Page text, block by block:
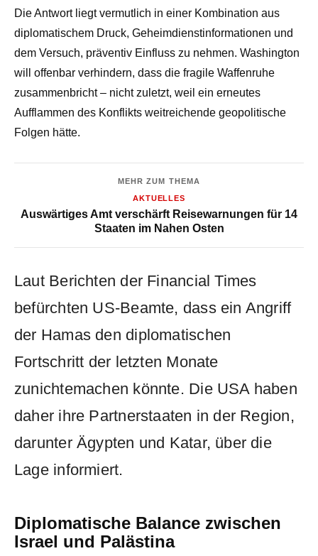
Die Antwort liegt vermutlich in einer Kombination aus
diplomatischem Druck, Geheimdienstinformationen und
dem Versuch, präventiv Einfluss zu nehmen. Washington
will offenbar verhindern, dass die fragile Waffenruhe
zusammenbricht – nicht zuletzt, weil ein erneutes
Aufflammen des Konflikts weitreichende geopolitische
Folgen hätte.
MEHR ZUM THEMA
AKTUELLES
Auswärtiges Amt verschärft Reisewarnungen für 14
Staaten im Nahen Osten
Laut Berichten der Financial Times
befürchten US-Beamte, dass ein Angriff
der Hamas den diplomatischen
Fortschritt der letzten Monate
zunichtemachen könnte. Die USA haben
daher ihre Partnerstaaten in der Region,
darunter Ägypten und Katar, über die
Lage informiert.
Diplomatische Balance zwischen
Israel und Palästina